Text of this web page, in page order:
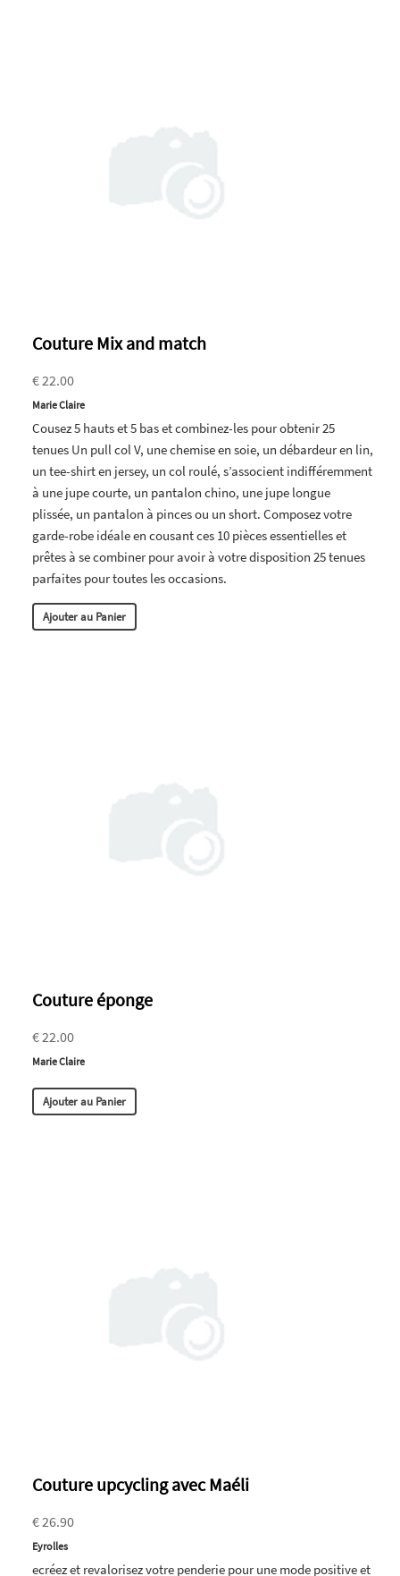
Couture Mix and match
€ 22.00
Marie Claire
Cousez 5 hauts et 5 bas et combinez-les pour obtenir 25
tenues Un pull col V, une chemise en soie, un débardeur en lin,
un tee-shirt en jersey, un col roulé, s’associent indifféremment
à une jupe courte, un pantalon chino, une jupe longue
plissée, un pantalon à pinces ou un short. Composez votre
garde-robe idéale en cousant ces 10 pièces essentielles et
prêtes à se combiner pour avoir à votre disposition 25 tenues
parfaites pour toutes les occasions.
Ajouter au Panier
Couture éponge
€ 22.00
Marie Claire
Ajouter au Panier
Couture upcycling avec Maéli
€ 26.90
Eyrolles
ecréez et revalorisez votre penderie pour une mode positive et